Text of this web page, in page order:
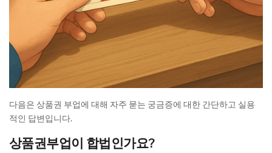
다음은 상품권 부업에 대해 자주 묻는 궁금증에 대한 간단하고 실용
적인 답변입니다.
상품권부업이 합법인가요?